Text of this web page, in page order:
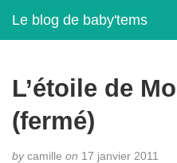
Le blog de baby'tems
L’étoile de
(fermé)
bycamille on 17 janvier 2011